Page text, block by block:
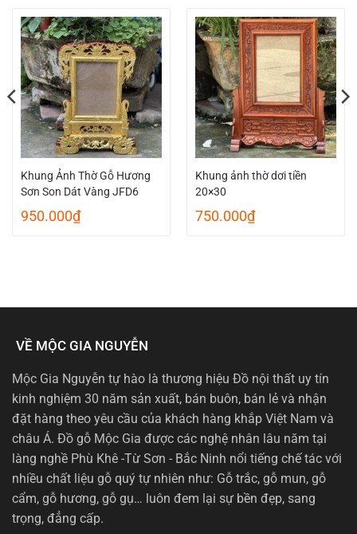
Khung Ảnh Thờ Gỗ Hương
Sơn Son Dát Vàng JFD6
950.000₫
Khung ảnh thờ dơi tiền
20×30
750.000₫
VỀ MỘC GIA NGUYỄN
Mộc Gia Nguyễn tự hào là thương hiệu Đồ nội thất uy tín
kinh nghiệm 30 năm sản xuất, bán buôn, bán lẻ và nhận
đặt hàng theo yêu cầu của khách hàng khắp Việt Nam và
châu Á. Đồ gỗ Mộc Gia được các nghệ nhân lâu năm tại
làng nghề Phù Khê -Từ Sơn - Bắc Ninh nổi tiếng chế tác với
nhiều chất liệu gỗ quý tự nhiên như: Gỗ trắc, gỗ mun, gỗ
cẩm, gỗ hương, gỗ gụ… luôn đem lại sự bền đẹp, sang
trọng, đẳng cấp.